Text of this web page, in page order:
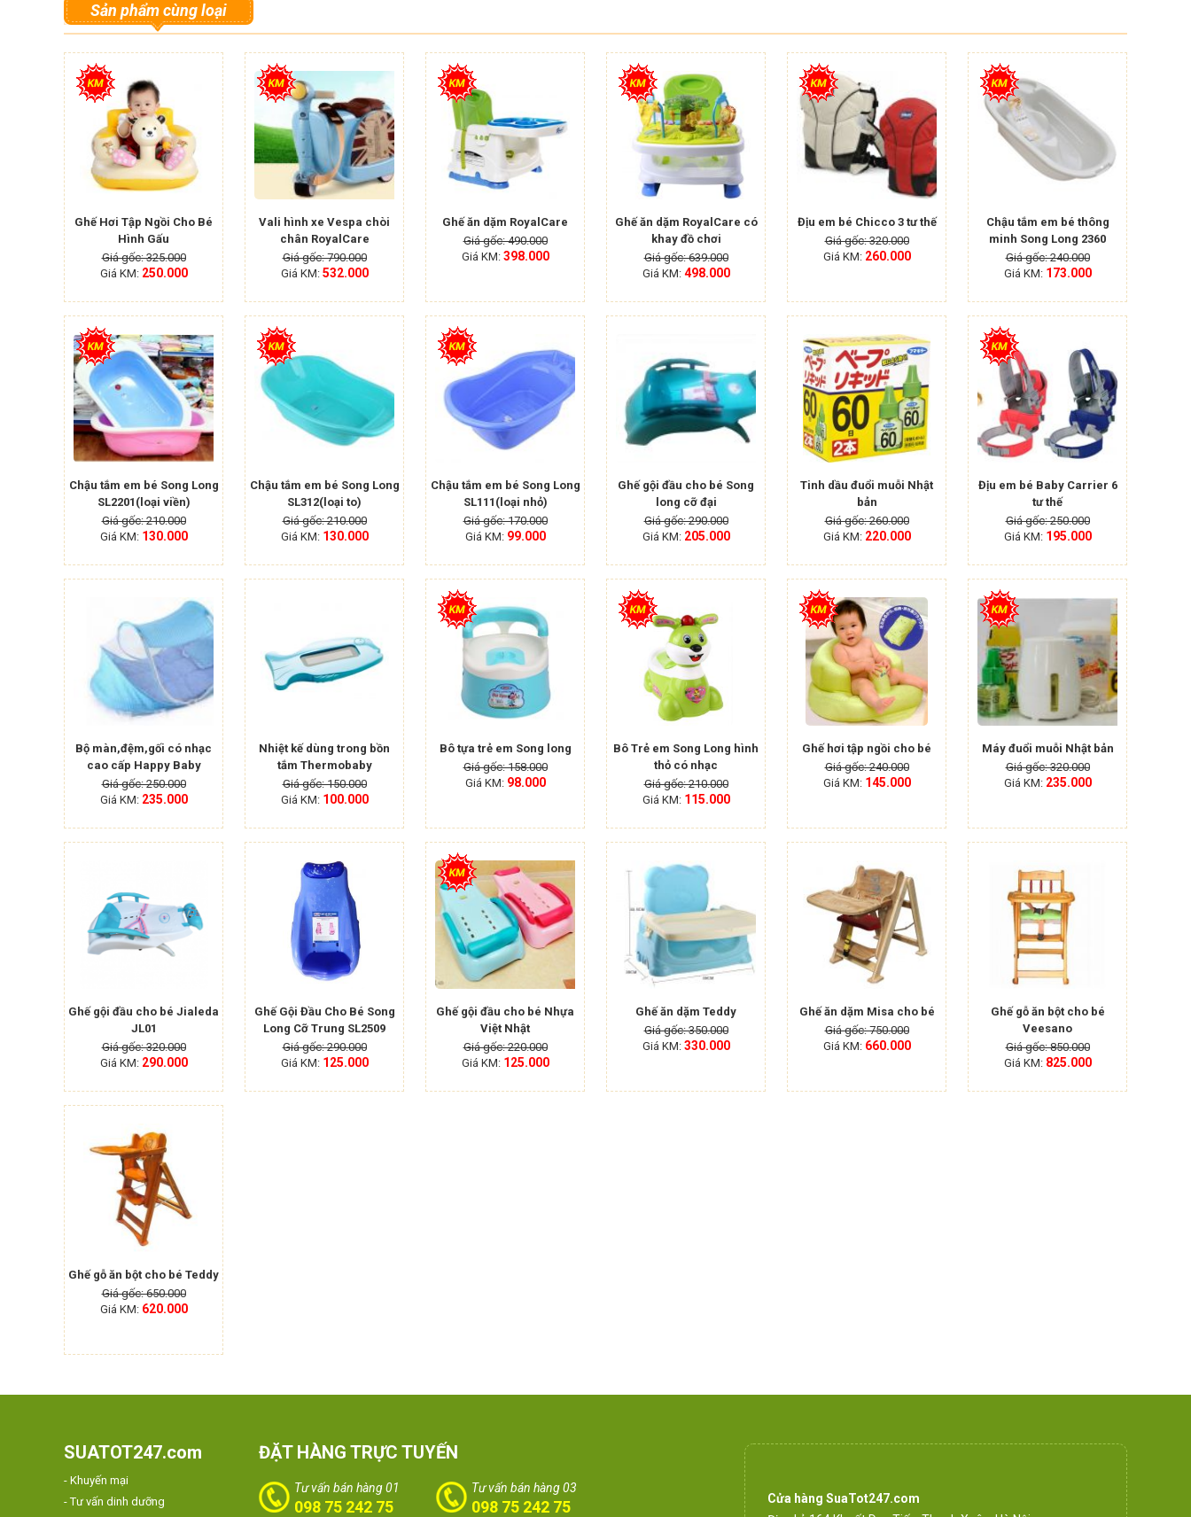
Sản phẩm cùng loại
Ghế Hơi Tập Ngồi Cho Bé
Hình Gấu
Giá gốc: 325.000
Giá KM: 250.000
Vali hình xe Vespa chòi
chân RoyalCare
Giá gốc: 790.000
Giá KM: 532.000
Ghế ăn dặm RoyalCare
Giá gốc: 490.000
Giá KM: 398.000
Ghế ăn dặm RoyalCare có
khay đồ chơi
Giá gốc: 639.000
Giá KM: 498.000
Địu em bé Chicco 3 tư thế
Giá gốc: 320.000
Giá KM: 260.000
Chậu tắm em bé thông
minh Song Long 2360
Giá gốc: 240.000
Giá KM: 173.000
Chậu tắm em bé Song Long
SL2201(loại viền)
Giá gốc: 210.000
Giá KM: 130.000
Chậu tắm em bé Song Long
SL312(loại to)
Giá gốc: 210.000
Giá KM: 130.000
Chậu tắm em bé Song Long
SL111(loại nhỏ)
Giá gốc: 170.000
Giá KM: 99.000
Ghế gội đầu cho bé Song
long cỡ đại
Giá gốc: 290.000
Giá KM: 205.000
Tinh dầu đuổi muỗi Nhật
bản
Giá gốc: 260.000
Giá KM: 220.000
Địu em bé Baby Carrier 6
tư thế
Giá gốc: 250.000
Giá KM: 195.000
Bộ màn,đệm,gối có nhạc
cao cấp Happy Baby
Giá gốc: 250.000
Giá KM: 235.000
Nhiệt kế dùng trong bồn
tắm Thermobaby
Giá gốc: 150.000
Giá KM: 100.000
Bô tựa trẻ em Song long
Giá gốc: 158.000
Giá KM: 98.000
Bô Trẻ em Song Long hình
thỏ có nhạc
Giá gốc: 210.000
Giá KM: 115.000
Ghế hơi tập ngồi cho bé
Giá gốc: 240.000
Giá KM: 145.000
Máy đuổi muỗi Nhật bản
Giá gốc: 320.000
Giá KM: 235.000
Ghế gội đầu cho bé Jialeda
JL01
Giá gốc: 320.000
Giá KM: 290.000
Ghế Gội Đầu Cho Bé Song
Long Cỡ Trung SL2509
Giá gốc: 290.000
Giá KM: 125.000
Ghế gội đầu cho bé Nhựa
Việt Nhật
Giá gốc: 220.000
Giá KM: 125.000
Ghế ăn dặm Teddy
Giá gốc: 350.000
Giá KM: 330.000
Ghế ăn dặm Misa cho bé
Giá gốc: 750.000
Giá KM: 660.000
Ghế gỗ ăn bột cho bé
Veesano
Giá gốc: 850.000
Giá KM: 825.000
Ghế gỗ ăn bột cho bé Teddy
Giá gốc: 650.000
Giá KM: 620.000
SUATOT247.com
- Khuyến mại
- Tư vấn dinh dưỡng
ĐẶT HÀNG TRỰC TUYẾN
Tư vấn bán hàng 01
098 75 242 75
Tư vấn bán hàng 03
098 75 242 75
Cửa hàng SuaTot247.com